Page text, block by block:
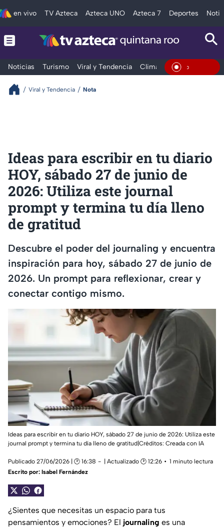
en vivo TV Azteca Azteca UNO Azteca 7 Deportes
Noticias Turismo Viral y Tendencia Clima Tráfico En Vivo
Viral y Tendencia Nota
Ideas para escribir en tu diario
HOY, sábado 27 de junio de
2026: Utiliza este journal
prompt y termina tu día lleno
de gratitud
Descubre el poder del journaling y encuentra
inspiración para hoy, sábado 27 de junio de
2026. Un prompt para reflexionar, crear y
conectar contigo mismo.
Ideas para escribir en tu diario HOY, sábado 27 de junio de 2026: Utiliza este
journal prompt y termina tu día lleno de gratitud|Créditos: Creada con IA
Publicado 27/06/2026 | 🕑 16:38 | Actualizado 🕑 12:26
1 minuto lectura
Escrito por: Isabel Fernández
¿Sientes que necesitas un espacio para tus
pensamientos y emociones? El journaling es una